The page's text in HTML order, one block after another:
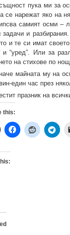
пука ми за
се нарежат яко на
самият осми –
и
и те си имат
и “уред”. Или за
на стихове по
майната му на
един час през
празник на
this: